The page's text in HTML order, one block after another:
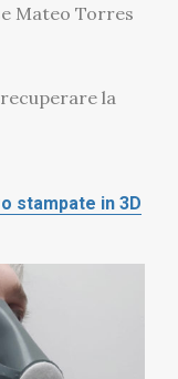
Mateo Torres
la
stampate in 3D